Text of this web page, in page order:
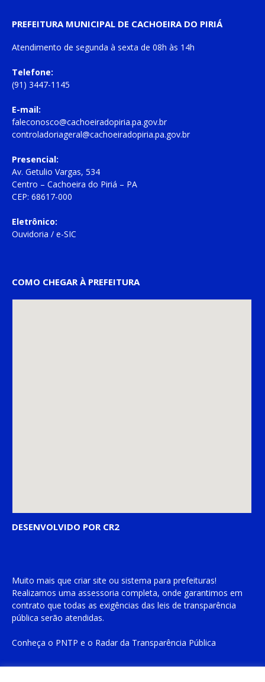
PREFEITURA MUNICIPAL DE CACHOEIRA DO PIRIÁ
Atendimento de segunda à sexta de 08h às 14h
Telefone:
(91) 3447-1145
E-mail:
faleconosco@cachoeiradopiria.pa.gov.br
controladoriageral@cachoeiradopiria.pa.gov.br
Presencial:
Av. Getulio Vargas, 534
Centro – Cachoeira do Piriá – PA
CEP: 68617-000
Eletrônico:
Ouvidoria / e-SIC
COMO CHEGAR À PREFEITURA
DESENVOLVIDO POR CR2
Muito mais que criar site ou sistema para prefeituras!
Realizamos uma assessoria completa, onde garantimos em
contrato que todas as exigências das leis de transparência
pública serão atendidas.
Conheça o PNTP e o Radar da Transparência Pública